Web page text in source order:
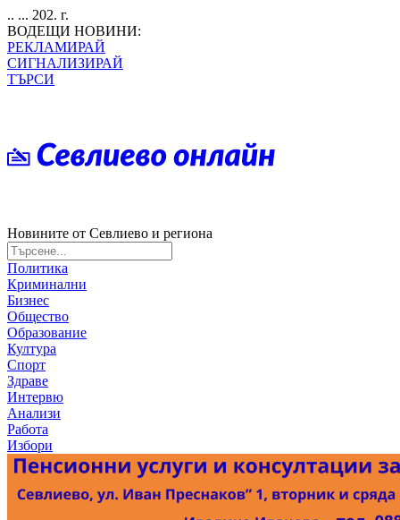
.. ... 202. г.
ВОДЕЩИ НОВИНИ:
РЕКЛАМИРАЙ
СИГНАЛИЗИРАЙ
ТЪРСИ
Новините от Севлиево и региона
Политика
Криминални
Бизнес
Общество
Образование
Култура
Спорт
Здраве
Интервю
Анализи
Работа
Избори